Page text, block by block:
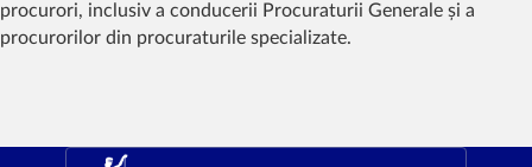
procurori, inclusiv a conducerii Procuraturii Generale și a
procurorilor din procuraturile specializate.